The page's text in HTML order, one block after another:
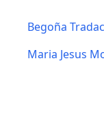
Begoña
Maria Jesus